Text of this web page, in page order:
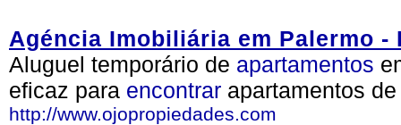
Agéncia Imobiliária em Palermo
Aluguel temporário de apartamentos
eficaz para encontrar apartamentos
http://www.ojopropiedades.com